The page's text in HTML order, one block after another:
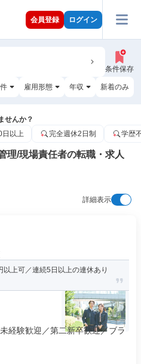
会員登録 ログイン
条件保存
雇用形態 年収 新着のみ
せんか？
日以上 完全週休2日制 学歴
理/現場責任者の転職・求人
詳細表示
上可／連続5日以上の連休あり
経験歓迎／第二新卒歓迎／ブラ